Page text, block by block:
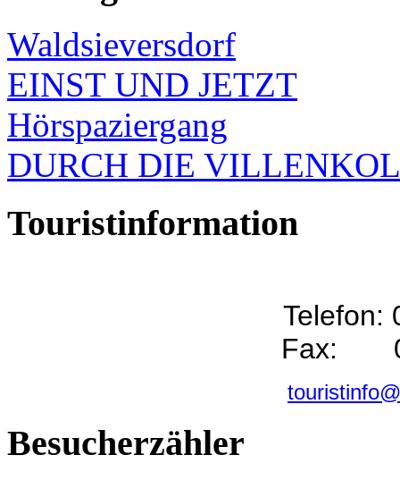
Waldsieversdorf
EINST UND JETZT
Hörspaziergang
DURCH DIE
Touristinformation
Telefon:
Fax:
Besucherzähler